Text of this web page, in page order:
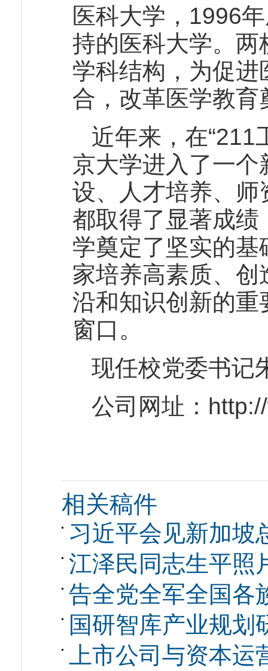
医科大学，1996
持的医科大学。
学科结构，为促
合，改革医学教育
近年来，在“211
京大学进入了一
设、人才培养、
都取得了显著成
学奠定了坚实的
家培养高素质、
沿和知识创新的
窗口。
现任校党委书记
公司网址：
相关稿件
习近平会见新加坡
江泽民同志生平照
告全党全军全国各
国研智库产业规划
上市公司与资本运